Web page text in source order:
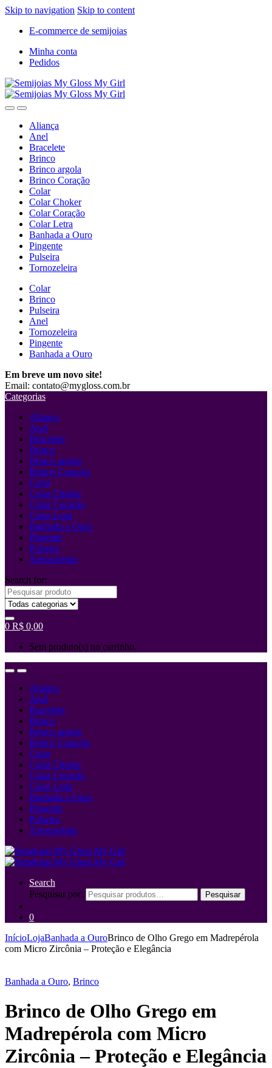
Skip to navigation Skip to content
E-commerce de semijoias
Minha conta
Pedidos
Aliança
Anel
Bracelete
Brinco
Brinco argola
Brinco Coração
Colar
Colar Choker
Colar Coração
Colar Letra
Banhada a Ouro
Pingente
Pulseira
Tornozeleira
Colar
Brinco
Pulseira
Anel
Tornozeleira
Pingente
Banhada a Ouro
Em breve um novo site!
Email: contato@mygloss.com.br
Categorias
Aliança
Anel
Bracelete
Brinco
Brinco argola
Brinco Coração
Colar
Colar Choker
Colar Coração
Colar Letra
Banhada a Ouro
Pingente
Pulseira
Tornozeleira
Search for:
0 R$ 0,00
Sem produto(s) no carrinho.
Aliança
Anel
Bracelete
Brinco
Brinco argola
Brinco Coração
Colar
Colar Choker
Colar Coração
Colar Letra
Banhada a Ouro
Pingente
Pulseira
Tornozeleira
Search
Pesquisar por:
Pesquisar
0
InícioLojaBanhada a OuroBrinco de Olho Grego em Madrepérola
com Micro Zircônia – Proteção e Elegância
Banhada a Ouro, Brinco
Brinco de Olho Grego em
Madrepérola com Micro
Zircônia – Proteção e Elegância